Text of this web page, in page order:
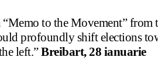
to the Movement”
profoundly shift elections
left.”Breibart, 28 ianuarie